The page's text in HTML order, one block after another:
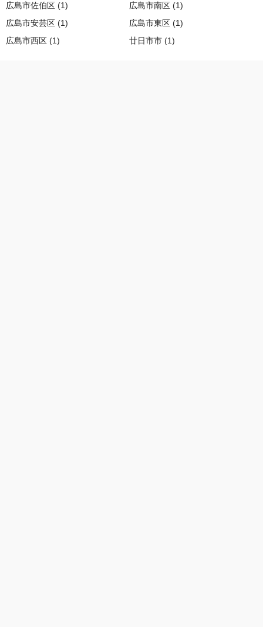
広島市佐伯区 (1) 広島市南区 (1)
広島市安芸区 (1) 広島市東区 (1)
広島市西区 (1) 廿日市市 (1)